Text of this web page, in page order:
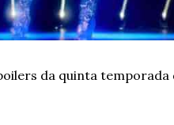
da quinta